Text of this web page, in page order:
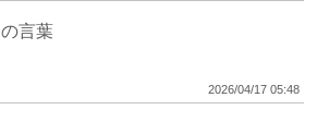
言葉
2026/04/17 05:48